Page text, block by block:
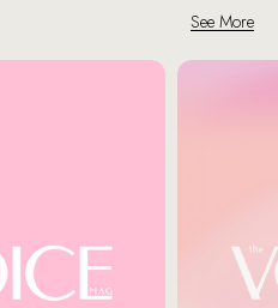
See More